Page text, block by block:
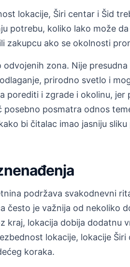
lokacije, Širi centar i Šid
potrebu, koliko lako može
zakupcu ako se okolnosti
zona. Nije presudna
prirodno svetlo i
porediti i zgrade i okolinu, jer
posmatra odnos
bi čitalac imao jasniju sliku
podržava svakodnevni
često je važnija od nekoliko
kraj, lokacija dobija dodatnu
lokacije, lokacije Širi
koraka.